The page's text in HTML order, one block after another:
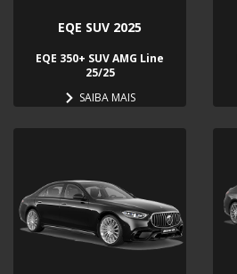
EQE SUV 2025
EQE 350+ SUV AMG Line
25/25
SAIBA MAIS